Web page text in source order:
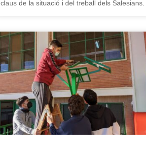
claus de la situació i del treball dels Salesians.